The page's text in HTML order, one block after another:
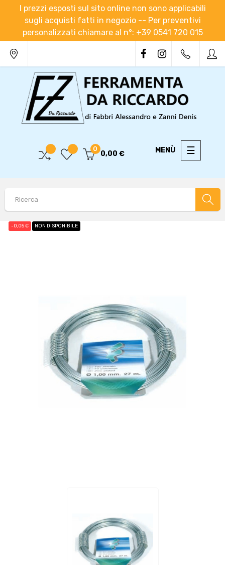
I prezzi esposti sul sito online non sono applicabili
sugli acquisti fatti in negozio -- Per preventivi
personalizzati chiamare al n°: +39 0541 720 015
Toggle
☰
0
0,00 €
-0,05 € NON DISPONIBILE